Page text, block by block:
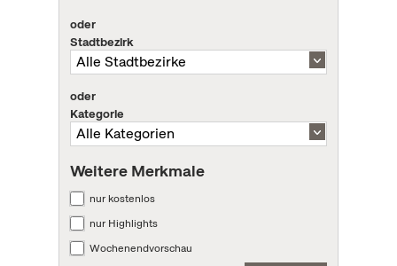
oder
Stadtbezirk
oder
Kategorie
Weitere Merkmale
nur kostenlos
nur Highlights
Wochenendvorschau